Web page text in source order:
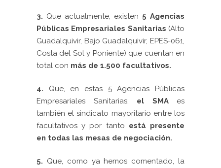
3. Que actualmente, existen 5 Agencias
Públicas Empresariales Sanitarias (Alto
Guadalquivir, Bajo Guadalquivir, EPES-061,
Costa del Sol y Poniente) que cuentan en
total con más de 1.500 facultativos.
4. Que, en estas 5 Agencias Públicas
Empresariales Sanitarias, el SMA es
también el sindicato mayoritario entre los
facultativos y por tanto está presente
en todas las mesas de negociación.
5. Que, como ya hemos comentado, la